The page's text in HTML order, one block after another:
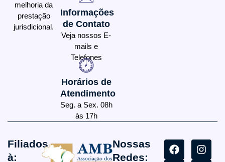
melhoria da
prestação
jurisdicional.
Informações
de Contato
Veja nossos E-
mails e
Telefones
Horários de
Atendimento
Seg. a Sex. 08h
às 17h
Filiados
à:
Nossas
Redes: